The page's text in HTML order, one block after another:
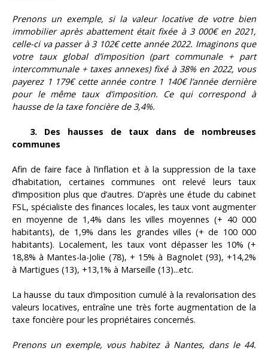
Prenons un exemple, si la valeur locative de votre bien
immobilier après abattement était fixée à 3 000€ en 2021,
celle-ci va passer à 3 102€ cette année 2022. Imaginons que
votre taux global d’imposition (part communale + part
intercommunale + taxes annexes) fixé à 38% en 2022, vous
payerez 1 179€ cette année contre 1 140€ l’année dernière
pour le même taux d’imposition. Ce qui correspond à
hausse de la taxe foncière de 3,4%.
3. Des hausses de taux dans de nombreuses
communes
Afin de faire face à l’inflation et à la suppression de la taxe
d’habitation, certaines communes ont relevé leurs taux
d’imposition plus que d’autres. D’après une étude du cabinet
FSL, spécialiste des finances locales, les taux vont augmenter
en moyenne de 1,4% dans les villes moyennes (+ 40 000
habitants), de 1,9% dans les grandes villes (+ de 100 000
habitants). Localement, les taux vont dépasser les 10% (+
18,8% à Mantes-la-Jolie (78), + 15% à Bagnolet (93), +14,2%
à Martigues (13), +13,1% à Marseille (13)...etc.
La hausse du taux d’imposition cumulé à la revalorisation des
valeurs locatives, entraîne une très forte augmentation de la
taxe foncière pour les propriétaires concernés.
Prenons un exemple, vous habitez à Nantes, dans le 44.